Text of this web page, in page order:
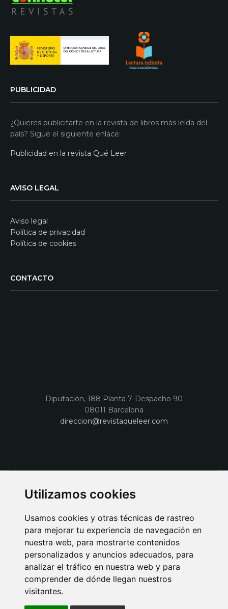
Utilizamos cookies
Usamos cookies y otras técnicas de rastreo
para mejorar tu experiencia de navegación en
nuestra web, para mostrarte contenidos
personalizados y anuncios adecuados, para
analizar el tráfico en nuestra web y para
comprender de dónde llegan nuestros
visitantes.
PUBLICIDAD
¿Quieres publicitarte en la revista de libros más leída del
país? Sigue el siguiente enlace:
Publicidad en la revista Qué Leer
AVISO LEGAL
Aviso legal
Política de privacidad
Política de cookies
CONTACTO
Diputación, 188 Planta 7 Despacho 90
08011 Barcelona
direccion@revistaqueleer.com
AVISO LEGAL POLITICA DE COOKIES
POLITICA DE PRIVACIDAD
PUBLICIDAD EN LA REVISTA QUÉ LEER
SORTEO-PREESTRENOS
SUSCRIPCIONES